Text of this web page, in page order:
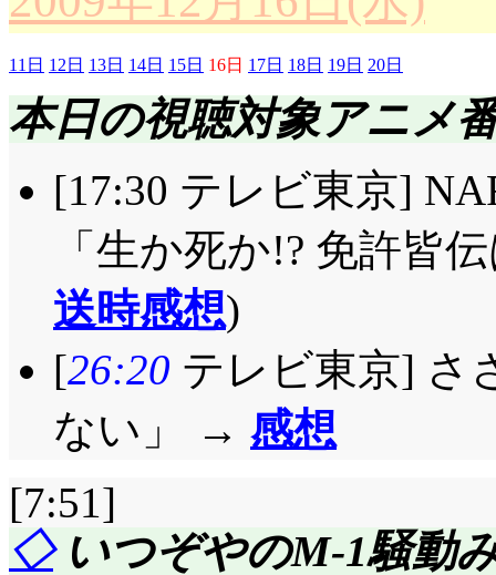
ーレベルのいずれも
になれるタイプなん
ど, 連載終了してから
「……お見舞い, 行き
んとか拒否する言い
行く自分達, というの
しょうな。仲良い訳
の言い訳すら幼稚に
詰められている証左
『サンタ生け捕り
るリリシアって(^^;;;
あ。見舞いに向かう
てみると, 4人が出く
し, きっと綺麗な夕焼
違ってない妄想に突
か。無関係な同級生
夏はどう見えている
ら先全部朱宮!」正樹
(^^;;;
そして夕刻。「ごめ
で……純ちゃんの気持
(……やったー!!)「ま
たなんて。親友失格
でも昨日の話でやっ
全力で応援しちゃう!
てるし。部活となる
『おおっぴらに募集
ウト』あらゆる意味
がどうこうじゃなく,
が最大の問題だと思
しての実態を持てれ
ても認めさせる事は
残り1人をどうにか
カウトマン……もとい
用(^^;;; 「無茶です
ら君が入部するかい?
じゃないかって思っ
子禁制だったとして
いてもそんな転校生
や, 案外, その辺に居
いていそうですね, 言
風間さんちの家庭の
活……という程ではな
乗っている訳でも無
感じです。で, そんな
できる朋絵と, 叱責を
ーん, ただの馬鹿で
して, 今あの中では,
夏の方がよほど馬鹿
女子部設立への道!
の上に, 自分と同じ入
11日 12日 13日 14日 15日 16日 17日 18日 19日 20日
本日の視聴対象アニメ
[17:30 テレビ東京]
「生か死か!? 免許皆
送時感想)
[26:20 テレビ東京] さ
ない」 → 感想
[7:51]
◇いつぞやのM-1騒動